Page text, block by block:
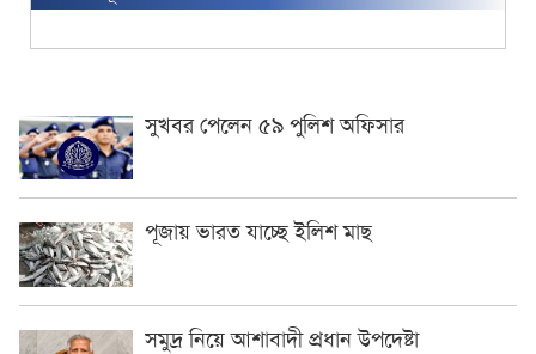
সুখবর পেলেন ৫৯ পুলিশ অফিসার
পূজায় ভারত যাচ্ছে ইলিশ মাছ
সমুদ্র নিয়ে আশাবাদী প্রধান উপদেষ্টা